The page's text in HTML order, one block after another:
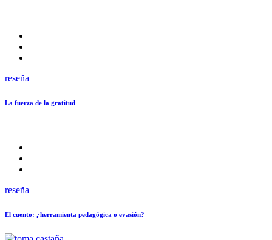
reseña
La fuerza de la gratitud
reseña
El cuento: ¿herramienta pedagógica o evasión?